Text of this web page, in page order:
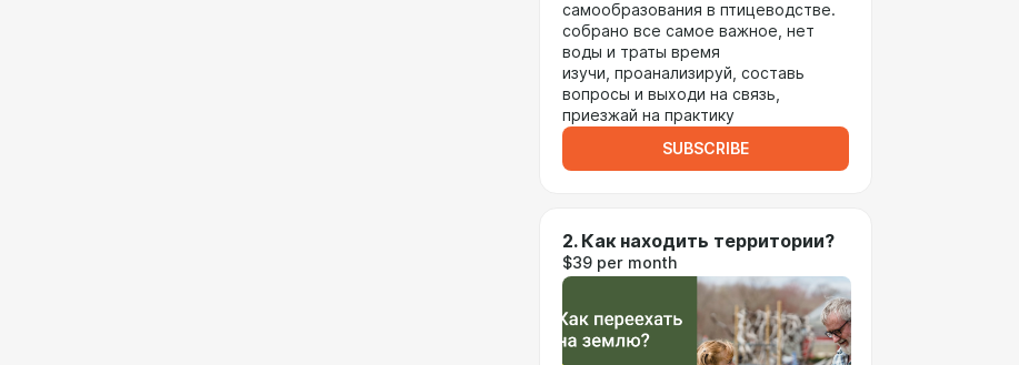
самообразования в птицеводстве.
собрано все самое важное, нет
воды и траты время
изучи, проанализируй, составь
вопросы и выходи на связь,
приезжай на практику
SUBSCRIBE
2. Как находить территории?
$39 per month